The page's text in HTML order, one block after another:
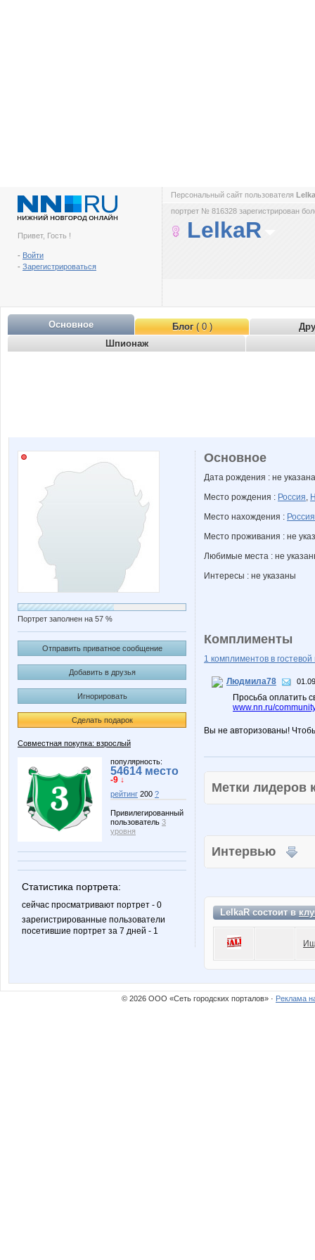
Привет, Гость !
- Войти
- Зарегистрироваться
Персональный сайт пользователя
портрет № 816328 зарегистрирован
LelkaR
Основное Блог( 0 )
Шпионаж
Портрет заполнен на 57 %
Отправить приватное сообщение
Добавить в друзья
Игнорировать
Сделать подарок
Совместная покупка: взрослый
популярность:
54614 место
-9 ↓
рейтинг 200 ?
Привилегированный
пользователь 3
уровня
Статистика портрета:
сейчас просматривают портрет - 0
зарегистрированные пользователи
посетившие портрет за 7 дней - 1
Основное
Дата рождения : не указана
Место рождения : Россия,
Место нахождения : Россия
Место проживания : не
Любимые места : не
Интересы : не указаны
Комплименты
1 комплиментов в гостевой
Людмила78
Просьба оплатить
www.nn.ru/
Вы не авторизованы!
Метки
Интервью
LelkaR состоит в
© 2026 ООО «Сеть городских порталов» · Реклама